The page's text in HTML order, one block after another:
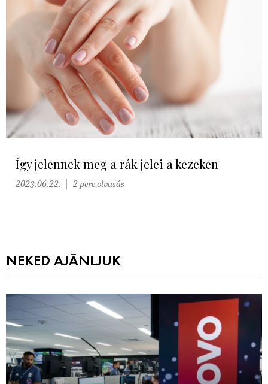
Így jelennek meg a rák jelei a kezeken
2023.06.22. 2 perc olvasás
NEKED AJÁNLJUK